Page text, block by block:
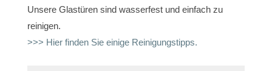
Unsere Glastüren sind wasserfest und einfach zu
reinigen.
>>> Hier finden Sie einige Reinigungstipps.